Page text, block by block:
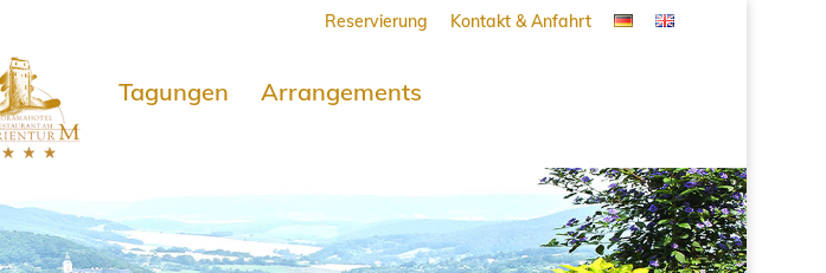
Reservierung Kontakt & Anfahrt
Tagungen Arrangements